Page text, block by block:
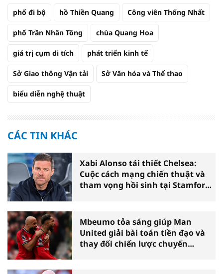
phố đi bộ hồ Thiền Quang Công viên Thống Nhất
phố Trần Nhân Tông chùa Quang Hoa
giá trị cụm di tích phát triển kinh tế
Sở Giao thông Vận tải Sở Văn hóa và Thể thao
biểu diễn nghệ thuật
CÁC TIN KHÁC
Xabi Alonso tái thiết Chelsea:
Cuộc cách mạng chiến thuật và
tham vọng hồi sinh tại Stamford
Mbeumo tỏa sáng giúp Man
United giải bài toán tiền đạo và
thay đổi chiến lược chuyển